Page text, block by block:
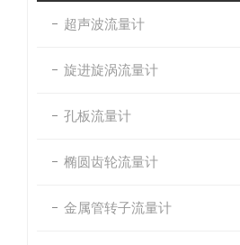
超声波流量计
旋进旋涡流量计
孔板流量计
椭圆齿轮流量计
金属管转子流量计